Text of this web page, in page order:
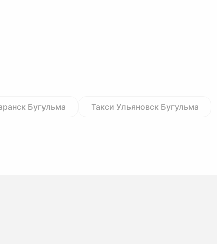
Бугульма Такси Ульяновск Бугульма